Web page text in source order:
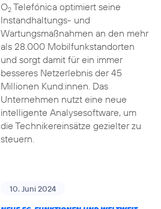
O2Telefónica optimiert seine
Instandhaltungs- und
Wartungsmaßnahmen an den mehr
als 28.000 Mobilfunkstandorten
und sorgt damit für ein immer
besseres Netzerlebnis der 45
Millionen Kund:innen. Das
Unternehmen nutzt eine neue
intelligente Analysesoftware, um
die Technikereinsätze gezielter zu
steuern.
10. Juni 2024